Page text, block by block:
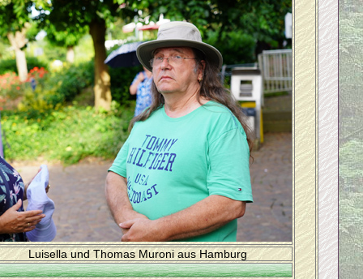
Luisella und Thomas Muroni aus Hamburg